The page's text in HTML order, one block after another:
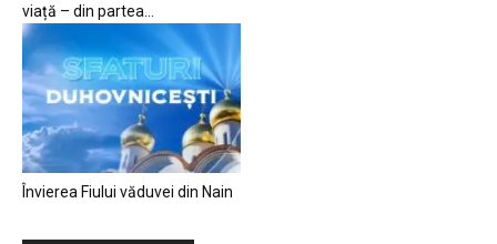
viață – din partea...
Învierea Fiului văduvei din Nain